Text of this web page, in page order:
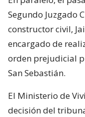
Segundo Juzgado
constructor civil,
encargado de
orden prejudicial
San Sebastián.
El Ministerio de
decisión del